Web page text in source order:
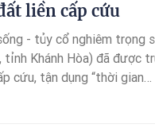
liền cấp cứu
- tủy cổ nghiêm trọng
tỉnh Khánh Hòa) đã được
cứu, tận dụng “thời gian
hồi phục.